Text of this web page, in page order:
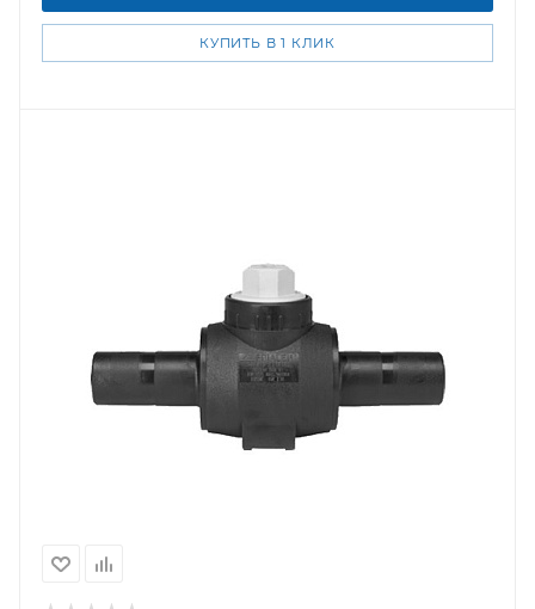
КУПИТЬ В 1 КЛИК